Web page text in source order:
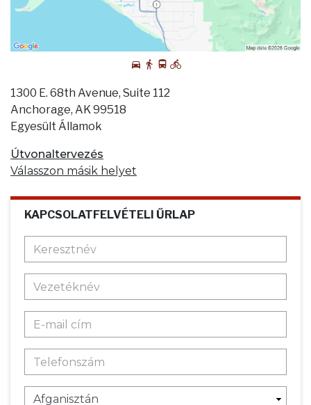
1300 E. 68th Avenue, Suite 112
Anchorage, AK 99518
Egyesült Államok
Útvonaltervezés
Válasszon másik helyet
KAPCSOLATFELVÉTELI ŰRLAP